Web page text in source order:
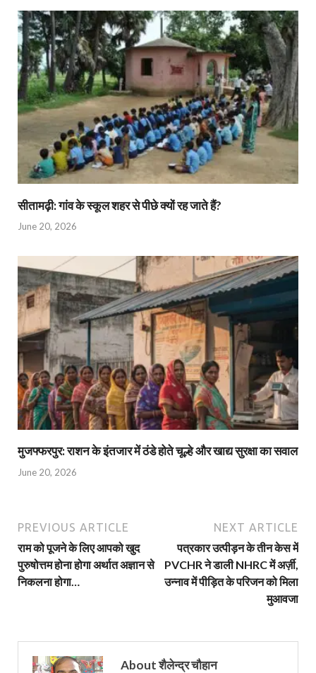
सीतामढ़ी: गांव के स्कूल शहर से पीछे क्यों रह जाते हैं?
June 20, 2026
मुजफ्फरपुर: राशन के इंतजार में ठंडे होते चूल्हे और खाद्य सुरक्षा का सवाल
June 20, 2026
PREVIOUS ARTICLE
राम को पूजने के लिए आपको खुद
पुरुषोत्तम होना होगा अर्थात अज्ञान से
निकलना होगा…
NEXT ARTICLE
पत्रकार उत्पीड़न के तीन केस में
PVCHR ने डाली NHRC में अर्ज़ी,
उन्नाव में पीड़ित के परिजन को मिला
मुआवजा
About शैलेन्द्र चौहान